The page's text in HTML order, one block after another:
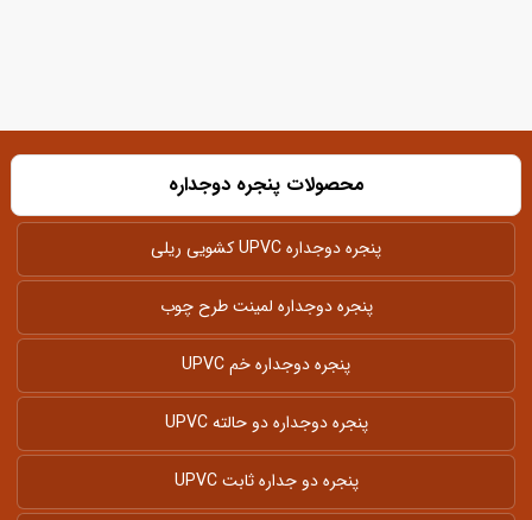
محصولات پنجره دوجداره
پنجره دوجداره UPVC کشویی ریلی
پنجره دوجداره لمینت طرح چوب
پنجره دوجداره خم UPVC
پنجره دوجداره دو حالته UPVC
پنجره دو جداره ثابت UPVC